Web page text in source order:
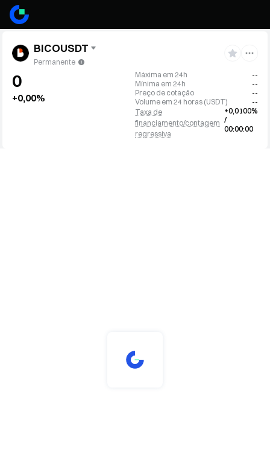
BICOUSDT
Permanente
0
+0,00%
Máxima em 24h
--
Mínima em 24h
--
Preço de cotação
--
Volume em 24 horas (USDT)
--
Taxa de
financiamento/contagem
regressiva
+0,0100%
/
00:00:00